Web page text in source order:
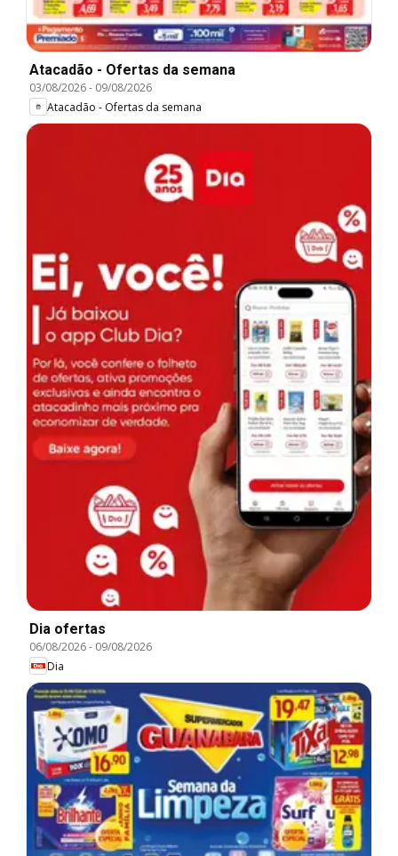
Atacadão - Ofertas da semana
03/08/2026- 09/08/2026
Atacadão - Ofertas da semana
Dia ofertas
06/08/2026- 09/08/2026
Dia